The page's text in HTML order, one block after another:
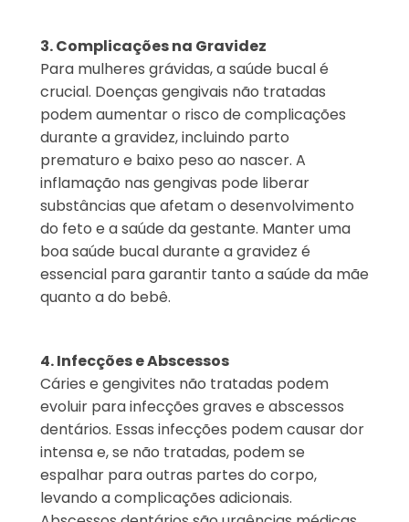
3. Complicações na Gravidez
Para mulheres grávidas, a saúde bucal é
crucial. Doenças gengivais não tratadas
podem aumentar o risco de complicações
durante a gravidez, incluindo parto
prematuro e baixo peso ao nascer. A
inflamação nas gengivas pode liberar
substâncias que afetam o desenvolvimento
do feto e a saúde da gestante. Manter uma
boa saúde bucal durante a gravidez é
essencial para garantir tanto a saúde da mãe
quanto a do bebê.
4. Infecções e Abscessos
Cáries e gengivites não tratadas podem
evoluir para infecções graves e abscessos
dentários. Essas infecções podem causar dor
intensa e, se não tratadas, podem se
espalhar para outras partes do corpo,
levando a complicações adicionais.